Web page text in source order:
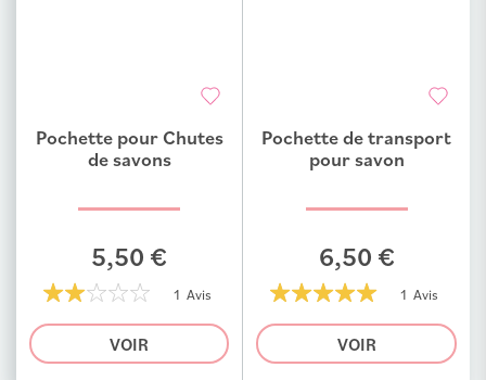
Ajouter au comparateur
Pochette pour Chutes
de savons
5,50 €
40%
1 Avis
VOIR
Ajouter au comparateur
Pochette de transport
pour savon
6,50 €
100%
1 Avis
VOIR